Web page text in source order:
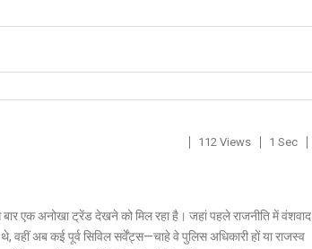
112 Views 1 Sec
बार एक अनोखा ट्रेंड देखने को मिल रहा है। जहां पहले राजनीति में वंशवाद
वहीं अब कई पूर्व सिविल सर्वेंट्स—चाहे वे पुलिस अधिकारी हों या राजस्व